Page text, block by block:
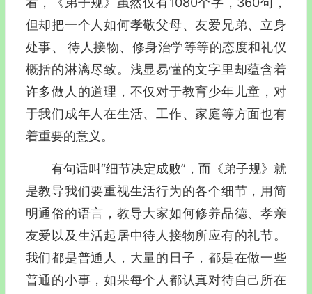
但却把一个人如何孝敬父母、友爱兄弟、立身
处事、 待人接物、修身治学等等的态度和礼仪
概括的淋漓尽致。浅显易懂的文字里却蕴含着
许多做人的道理，不仅对于教育少年儿童，对
于我们成年人在生活、工作、家庭等方面也有
着重要的意义。
有句话叫“细节决定成败”，而《弟子规》就
是教导我们要重视生活行为的各个细节，用简
明通俗的语言，教导大家如何修养品德、孝亲
友爱以及生活起居中待人接物所应有的礼节。
我们都是普通人，大量的日子，都是在做一些
普通的小事，如果每个人都认真对待自己所在